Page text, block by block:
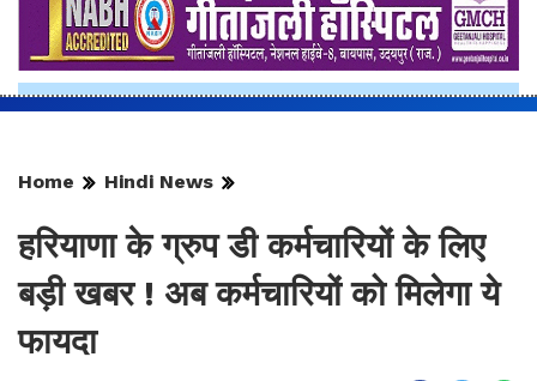
Home Hindi News
हरियाणा के ग्रुप डी कर्मचारियों के लिए
बड़ी खबर ! अब कर्मचारियों को मिलेगा ये
फायदा